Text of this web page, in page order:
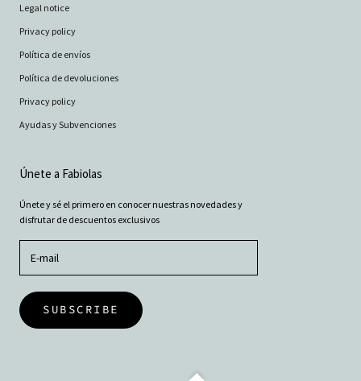
Legal notice
Privacy policy
Política de envíos
Política de devoluciones
Privacy policy
Ayudas y Subvenciones
Únete a Fabiolas
Únete y sé el primero en conocer nuestras novedades y
disfrutar de descuentos exclusivos
SUBSCRIBE